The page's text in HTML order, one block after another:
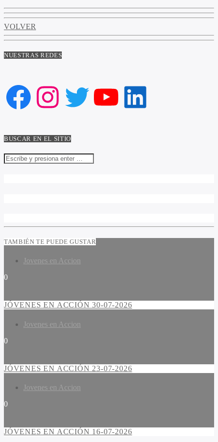
VOLVER
NUESTRAS REDES
Facebook
Instagram
Twitter
YouTube
LinkedIn
BUSCAR EN EL SITIO
TAMBIÉN TE PUEDE GUSTAR
Jovenes en Accion
0
JÓVENES EN ACCIÓN 30-07-2026
Jovenes en Accion
0
JÓVENES EN ACCIÓN 23-07-2026
Jovenes en Accion
0
JÓVENES EN ACCIÓN 16-07-2026